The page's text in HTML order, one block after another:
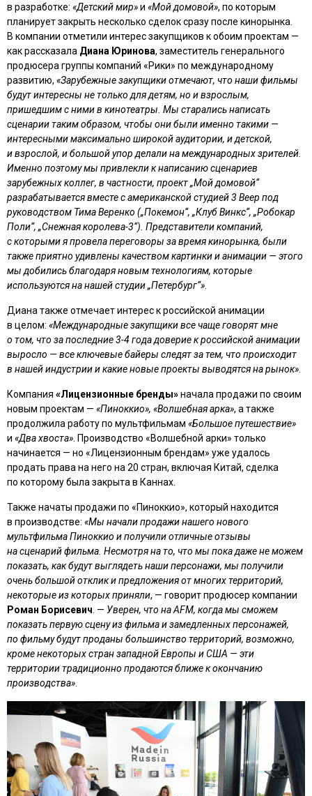
в разработке: «Детский мир»и «Мой домовой», по которым
планирует закрыть несколько сделок сразу после кинорынка.
В компании отметили интерес закупщиков к обоим проектам —
как рассказала Диана Юринова, заместитель генерального
продюсера группы компаний «Рики» по международному
развитию, «Зарубежные закупщики отмечают, что наши фильмы
будут интересны не только для детям, но и взрослым,
пришедшим с ними в кинотеатры. Мы старались написать
сценарии таким образом, чтобы они были именно такими —
интересными максимально широкой аудитории, и детской,
и взрослой, и большой упор делали на международных зрителей.
Именно поэтому мы привлекли к написанию сценариев
зарубежных коллег, в частности, проект „Мой домовой“
разрабатывается вместе с американской студией 3 Beep под
руководством Тима Веренко („Покемон“, „Клуб Винкс“, „Робокар
Поли“, „Снежная королева-3“). Представители компаний,
с которыми я провела переговоры за время кинорынка, были
также приятно удивлены качеством картинки и анимации — этого
мы добились благодаря новым технологиям, которые
используются на нашей студии „Петербург“»
Диана также отмечает интерес к российской анимации
в целом: «Международные закупщики все чаще говорят мне
о том, что за последние 3-4 года доверие к российской анимации
выросло — все ключевые байеры следят за тем, что происходит
в нашей индустрии и какие новые проекты выводятся на рынок»
Компания «Лицензионные бренды»начала продажи по своим
новым проектам — «Пиноккио», «Волшебная арка», а также
продолжила работу по мультфильмам «Большое путешествие»
и «Два хвоста» . Производство «Волшебной арки» только
начинается — но «Лицензионным брендам» уже удалось
продать права на него на 20 стран, включая Китай, сделка
по которому была закрыта в Каннах.
Также начаты продажи по «Пиноккио», который находится
в производстве: «Мы начали продажи нашего нового
мультфильма Пиноккио и получили отличные отзывы
на сценарий фильма. Несмотря на то, что мы пока даже не можем
показать, как будут выглядеть наши персонажи, мы получили
очень большой отклик и предложения от многих территорий,
некоторые из которых приняли, — говорит продюсер компании
Роман Борисевич . — Уверен, что на AFM, когда мы сможем
показать первую сцену из фильма и замедленных персонажей,
по фильму будут проданы большинство территорий, возможно,
кроме некоторых стран западной Европы и США — эти
территории традиционно продаются ближе к окончанию
производства»